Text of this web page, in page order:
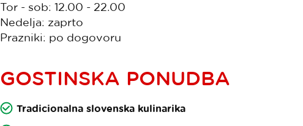
Tor - sob: 12.00 - 22.00
Nedelja: zaprto
Prazniki: po dogovoru
GOSTINSKA PONUDBA
Tradicionalna slovenska kulinarika